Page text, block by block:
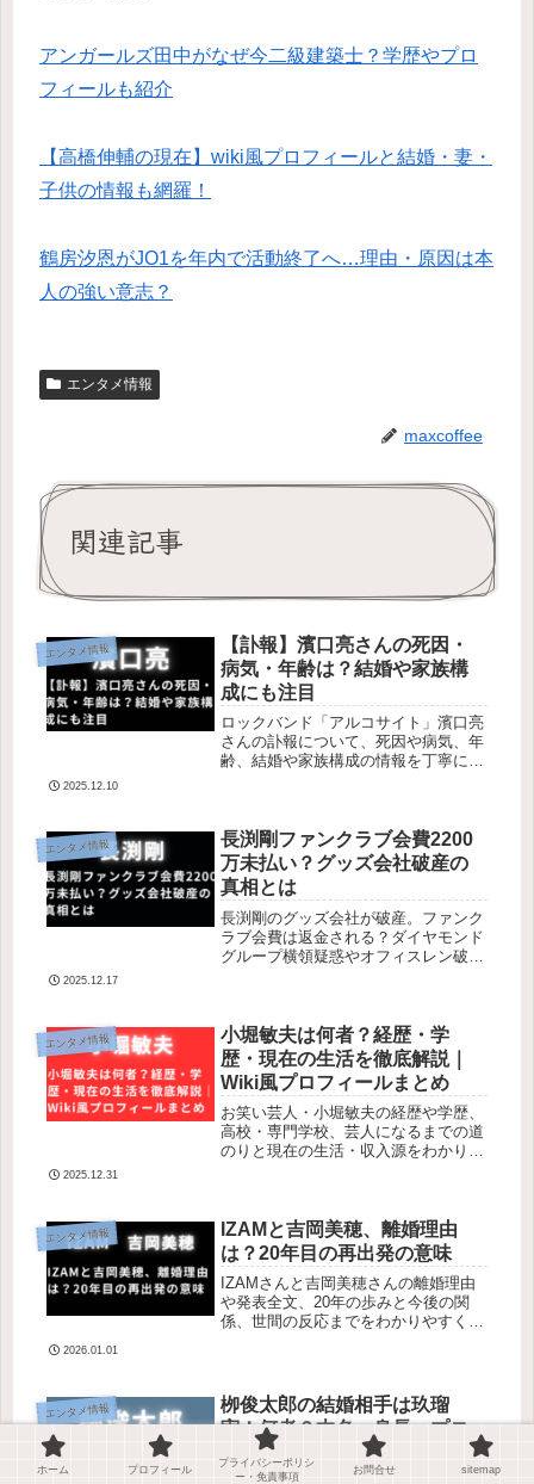
アンガールズ田中がなぜ今二級建築士？学歴やプロ
フィールも紹介
【高橋伸輔の現在】wiki風プロフィールと結婚・妻・
子供の情報も網羅！
鶴房汐恩がJO1を年内で活動終了へ…理由・原因は本
人の強い意志？
エンタメ情報
maxcoffee
関連記事
エンタメ情報
【訃報】濱口亮さんの死因・
病気・年齢は？結婚や家族構
成にも注目
ロックバンド「アルコサイト」濱口亮
さんの訃報について、死因や病気、年
齢、結婚や家族構成の情報を丁寧にま
2025.12.10
エンタメ情報
長渕剛ファンクラブ会費2200
万未払い？グッズ会社破産の
真相とは
長渕剛のグッズ会社が破産。ファンク
ラブ会費は返金される？ダイヤモンド
グループ横領疑惑やオフィスレン破産
2025.12.17
エンタメ情報
小堀敏夫は何者？経歴・学
歴・現在の生活を徹底解説｜
Wiki風プロフィールまとめ
お笑い芸人・小堀敏夫の経歴や学歴、
高校・専門学校、芸人になるまでの道
のりと現在の生活・収入源をわかりや
2025.12.31
エンタメ情報
IZAMと吉岡美穂、離婚理由
は？20年目の再出発の意味
IZAMさんと吉岡美穂さんの離婚理由
や発表全文、20年の歩みと今後の関
係、世間の反応までをわかりやすくま
2026.01.01
エンタメ情報
栁俊太郎の結婚相手は玖瑠
実！何者？本名・身長・プロ
フィールを徹底解説
ホーム プロフィール
プライバシーポリシ
ー・免責事項
お問合せ sitemap